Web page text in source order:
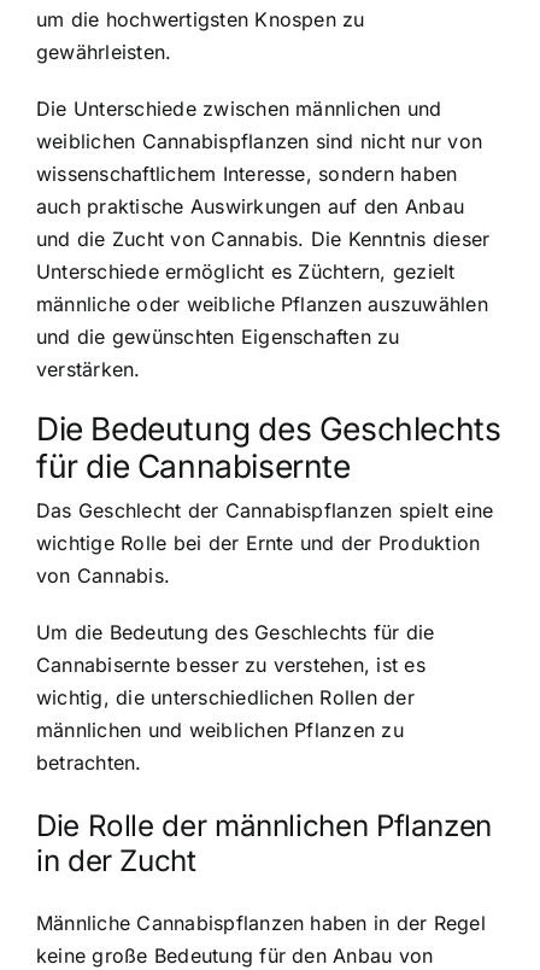
um die hochwertigsten Knospen zu
gewährleisten.
Die Unterschiede zwischen männlichen und
weiblichen Cannabispflanzen sind nicht nur von
wissenschaftlichem Interesse, sondern haben
auch praktische Auswirkungen auf den Anbau
und die Zucht von Cannabis. Die Kenntnis dieser
Unterschiede ermöglicht es Züchtern, gezielt
männliche oder weibliche Pflanzen auszuwählen
und die gewünschten Eigenschaften zu
verstärken.
Die Bedeutung des Geschlechts
für die Cannabisernte
Das Geschlecht der Cannabispflanzen spielt eine
wichtige Rolle bei der Ernte und der Produktion
von Cannabis.
Um die Bedeutung des Geschlechts für die
Cannabisernte besser zu verstehen, ist es
wichtig, die unterschiedlichen Rollen der
männlichen und weiblichen Pflanzen zu
betrachten.
Die Rolle der männlichen Pflanzen
in der Zucht
Männliche Cannabispflanzen haben in der Regel
keine große Bedeutung für den Anbau von